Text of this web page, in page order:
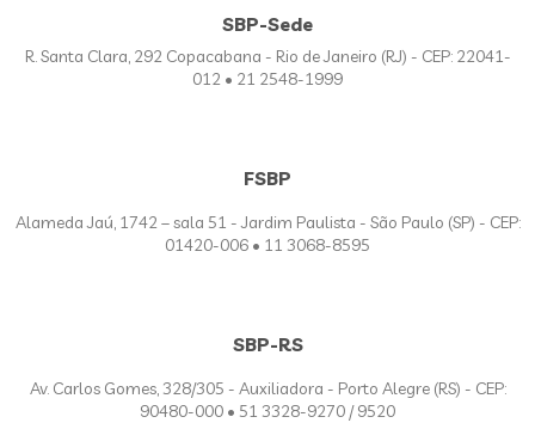
SBP-Sede
R. Santa Clara, 292 Copacabana - Rio de Janeiro (RJ) - CEP: 22041-
012 • 21 2548-1999
FSBP
Alameda Jaú, 1742 – sala 51 - Jardim Paulista - São Paulo (SP) - CEP:
01420-006 • 11 3068-8595
SBP-RS
Av. Carlos Gomes, 328/305 - Auxiliadora - Porto Alegre (RS) - CEP:
90480-000 • 51 3328-9270 / 9520